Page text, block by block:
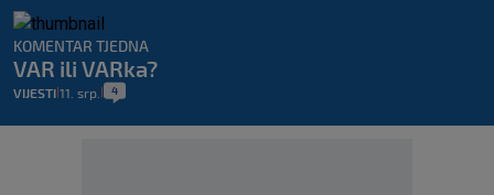
KOMENTAR TJEDNA
VAR ili VARka?
VIJESTI 11. srp. 4